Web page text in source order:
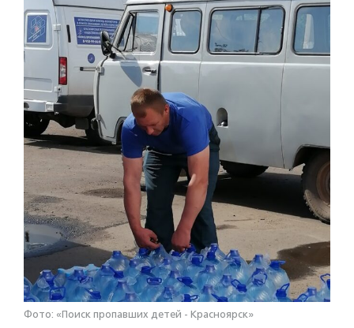
Фото: «Поиск пропавших детей - Красноярск»